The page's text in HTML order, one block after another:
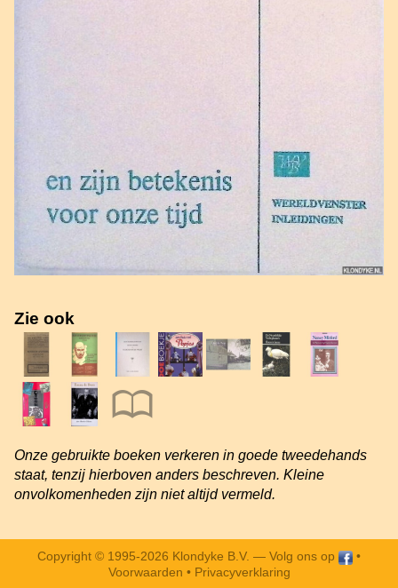
Zie ook
Onze gebruikte boeken verkeren in goede tweedehands
staat, tenzij hierboven anders beschreven. Kleine
onvolkomenheden zijn niet altijd vermeld.
Copyright © 1995-2026 Klondyke B.V. — Volg ons op
•
Voorwaarden • Privacyverklaring